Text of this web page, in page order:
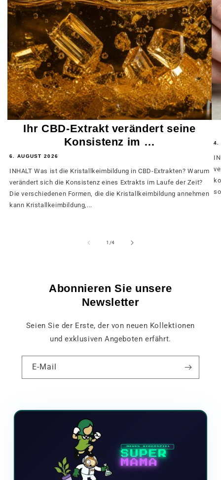
Ihr CBD-Extrakt verändert seine
Konsistenz im …
6. AUGUST 2026
INHALT Was ist die Kristallkeimbildung in CBD-Extrakten? Warum
verändert sich die Konsistenz eines Extrakts im Laufe der Zeit?
Die verschiedenen Formen, die die Kristallkeimbildung annehmen
kann Kristallkeimbildung,...
4.
1 /von
4
Abonnieren Sie unsere
Newsletter
Seien Sie der Erste, der von neuen Kollektionen
und exklusiven Angeboten erfährt.
E-Mail
NEUES VIDEOSPIEL
SUPER
MAMA